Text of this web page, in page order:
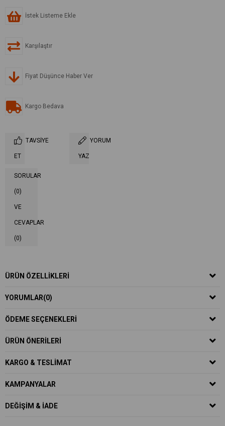
İstek Listeme Ekle
Karşılaştır
Fiyat Düşünce Haber Ver
Kargo Bedava
TAVSIYE
ET
YORUM
YAZ
SORULAR
(0)
VE
CEVAPLAR
(0)
ÜRÜN ÖZELLIKLERI
YORUMLAR(0)
ÖDEME SEÇENEKLERI
ÜRÜN ÖNERILERI
KARGO & TESLIMAT
KAMPANYALAR
DEĞIŞIM & İADE